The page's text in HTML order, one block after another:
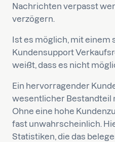
Nachrichten verpasst
verzögern.
Ist es möglich, mit einem
Kundensupport
weißt, dass es nicht
Ein hervorragender
wesentlicher Bestandteil
Ohne eine hohe
fast unwahrscheinlich.
Statistiken, die das